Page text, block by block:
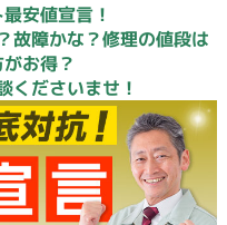
安値宣言！
故障かな？修理の値段は
お得？
くださいませ！